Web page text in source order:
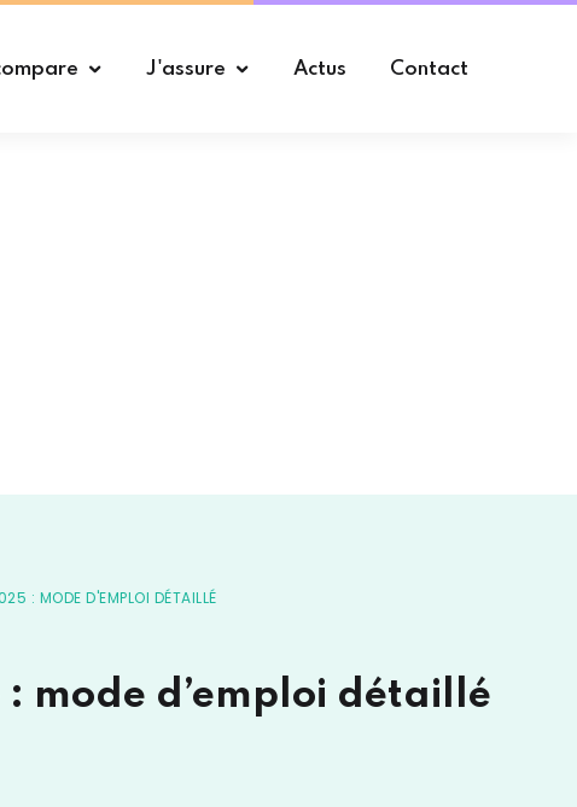
J'assure Actus Contact
: MODE D'EMPLOI DÉTAILLÉ
mode d’emploi détaillé